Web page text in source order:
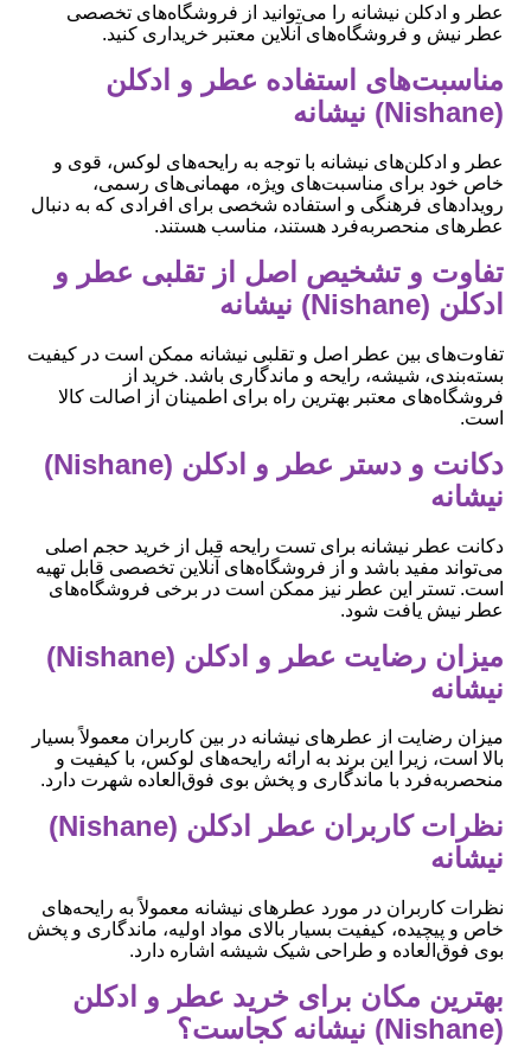
عطر و ادکلن نیشانه را می‌توانید از فروشگاه‌های تخصصی
عطر نیش و فروشگاه‌های آنلاین معتبر خریداری کنید.
مناسبت‌های استفاده عطر و ادکلن
(Nishane) نیشانه
عطر و ادکلن‌های نیشانه با توجه به رایحه‌های لوکس، قوی و
خاص خود برای مناسبت‌های ویژه، مهمانی‌های رسمی،
رویدادهای فرهنگی و استفاده شخصی برای افرادی که به دنبال
عطرهای منحصربه‌فرد هستند، مناسب هستند.
تفاوت و تشخیص اصل از تقلبی عطر و
ادکلن (Nishane) نیشانه
تفاوت‌های بین عطر اصل و تقلبی نیشانه ممکن است در کیفیت
بسته‌بندی، شیشه، رایحه و ماندگاری باشد. خرید از
فروشگاه‌های معتبر بهترین راه برای اطمینان از اصالت کالا
است.
دکانت و دستر عطر و ادکلن (Nishane)
نیشانه
دکانت عطر نیشانه برای تست رایحه قبل از خرید حجم اصلی
می‌تواند مفید باشد و از فروشگاه‌های آنلاین تخصصی قابل تهیه
است. تستر این عطر نیز ممکن است در برخی فروشگاه‌های
عطر نیش یافت شود.
میزان رضایت عطر و ادکلن (Nishane)
نیشانه
میزان رضایت از عطرهای نیشانه در بین کاربران معمولاً بسیار
بالا است، زیرا این برند به ارائه رایحه‌های لوکس، با کیفیت و
منحصربه‌فرد با ماندگاری و پخش بوی فوق‌العاده شهرت دارد.
نظرات کاربران عطر ادکلن (Nishane)
نیشانه
نظرات کاربران در مورد عطرهای نیشانه معمولاً به رایحه‌های
خاص و پیچیده، کیفیت بسیار بالای مواد اولیه، ماندگاری و پخش
بوی فوق‌العاده و طراحی شیک شیشه اشاره دارد.
بهترین مکان برای خرید عطر و ادکلن
(Nishane) نیشانه کجاست؟